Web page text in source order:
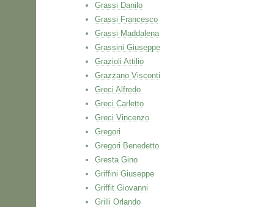
Grassi Danilo
Grassi Francesco
Grassi Maddalena
Grassini Giuseppe
Grazioli Attilio
Grazzano Visconti
Greci Alfredo
Greci Carletto
Greci Vincenzo
Gregori
Gregori Benedetto
Gresta Gino
Griffini Giuseppe
Griffit Giovanni
Grilli Orlando